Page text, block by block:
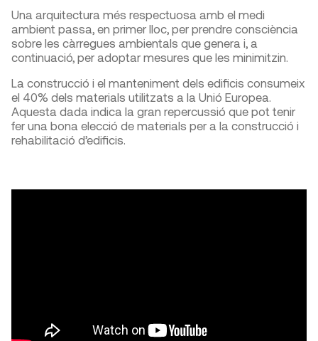
Una arquitectura més respectuosa amb el medi
ambient passa, en primer lloc, per prendre consciència
sobre les càrregues ambientals que genera i, a
continuació, per adoptar mesures que les minimitzin.
La construcció i el manteniment dels edificis consumeix
el 40% dels materials utilitzats a la Unió Europea.
Aquesta dada indica la gran repercussió que pot tenir
fer una bona elecció de materials per a la construcció i
rehabilitació d’edificis.